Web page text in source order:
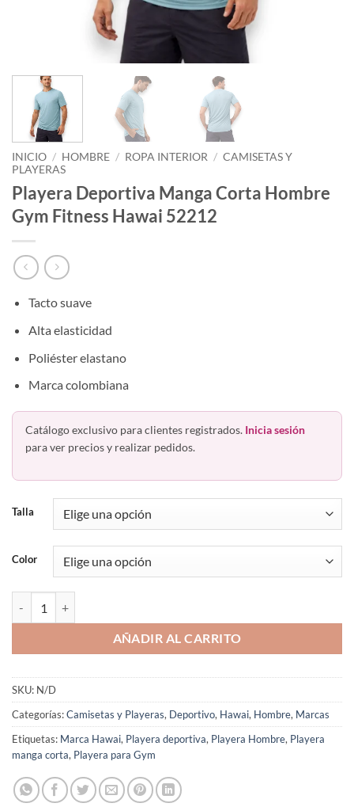
INICIO / HOMBRE / ROPA INTERIOR / CAMISETAS Y
PLAYERAS
Playera Deportiva Manga Corta Hombre
Gym Fitness Hawai 52212
Tacto suave
Alta elasticidad
Poliéster elastano
Marca colombiana
Catálogo exclusivo para clientes registrados. Inicia sesión
para ver precios y realizar pedidos.
Talla
Color
AÑADIR AL CARRITO
SKU: N/D
Categorías:Camisetas y Playeras, Deportivo, Hawai, Hombre, Marcas
Etiquetas: Marca Hawai, Playera deportiva, Playera Hombre, Playera
manga corta, Playera para Gym